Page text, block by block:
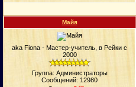
Майя
aka Fiona - Мастер-учитель, в Рейки с
2000
Группа: Администраторы
Сообщений: 12980